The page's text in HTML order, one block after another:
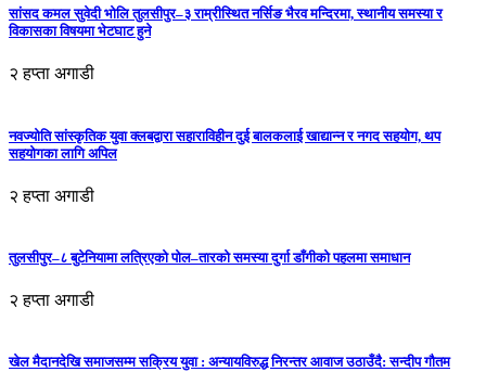
सांसद कमल सुवेदी भोलि तुलसीपुर–३ राम्रीस्थित नर्सिङ भैरव मन्दिरमा, स्थानीय समस्या र
विकासका विषयमा भेटघाट हुने
२ हप्ता अगाडी
नवज्योति सांस्कृतिक युवा क्लबद्वारा सहाराविहीन दुई बालकलाई खाद्यान्न र नगद सहयोग, थप
सहयोगका लागि अपिल
२ हप्ता अगाडी
तुलसीपुर–८ बुटेनियामा लत्रिएको पोल–तारको समस्या दुर्गा डाँगीको पहलमा समाधान
२ हप्ता अगाडी
खेल मैदानदेखि समाजसम्म सक्रिय युवा : अन्यायविरुद्ध निरन्तर आवाज उठाउँदै: सन्दीप गौतम